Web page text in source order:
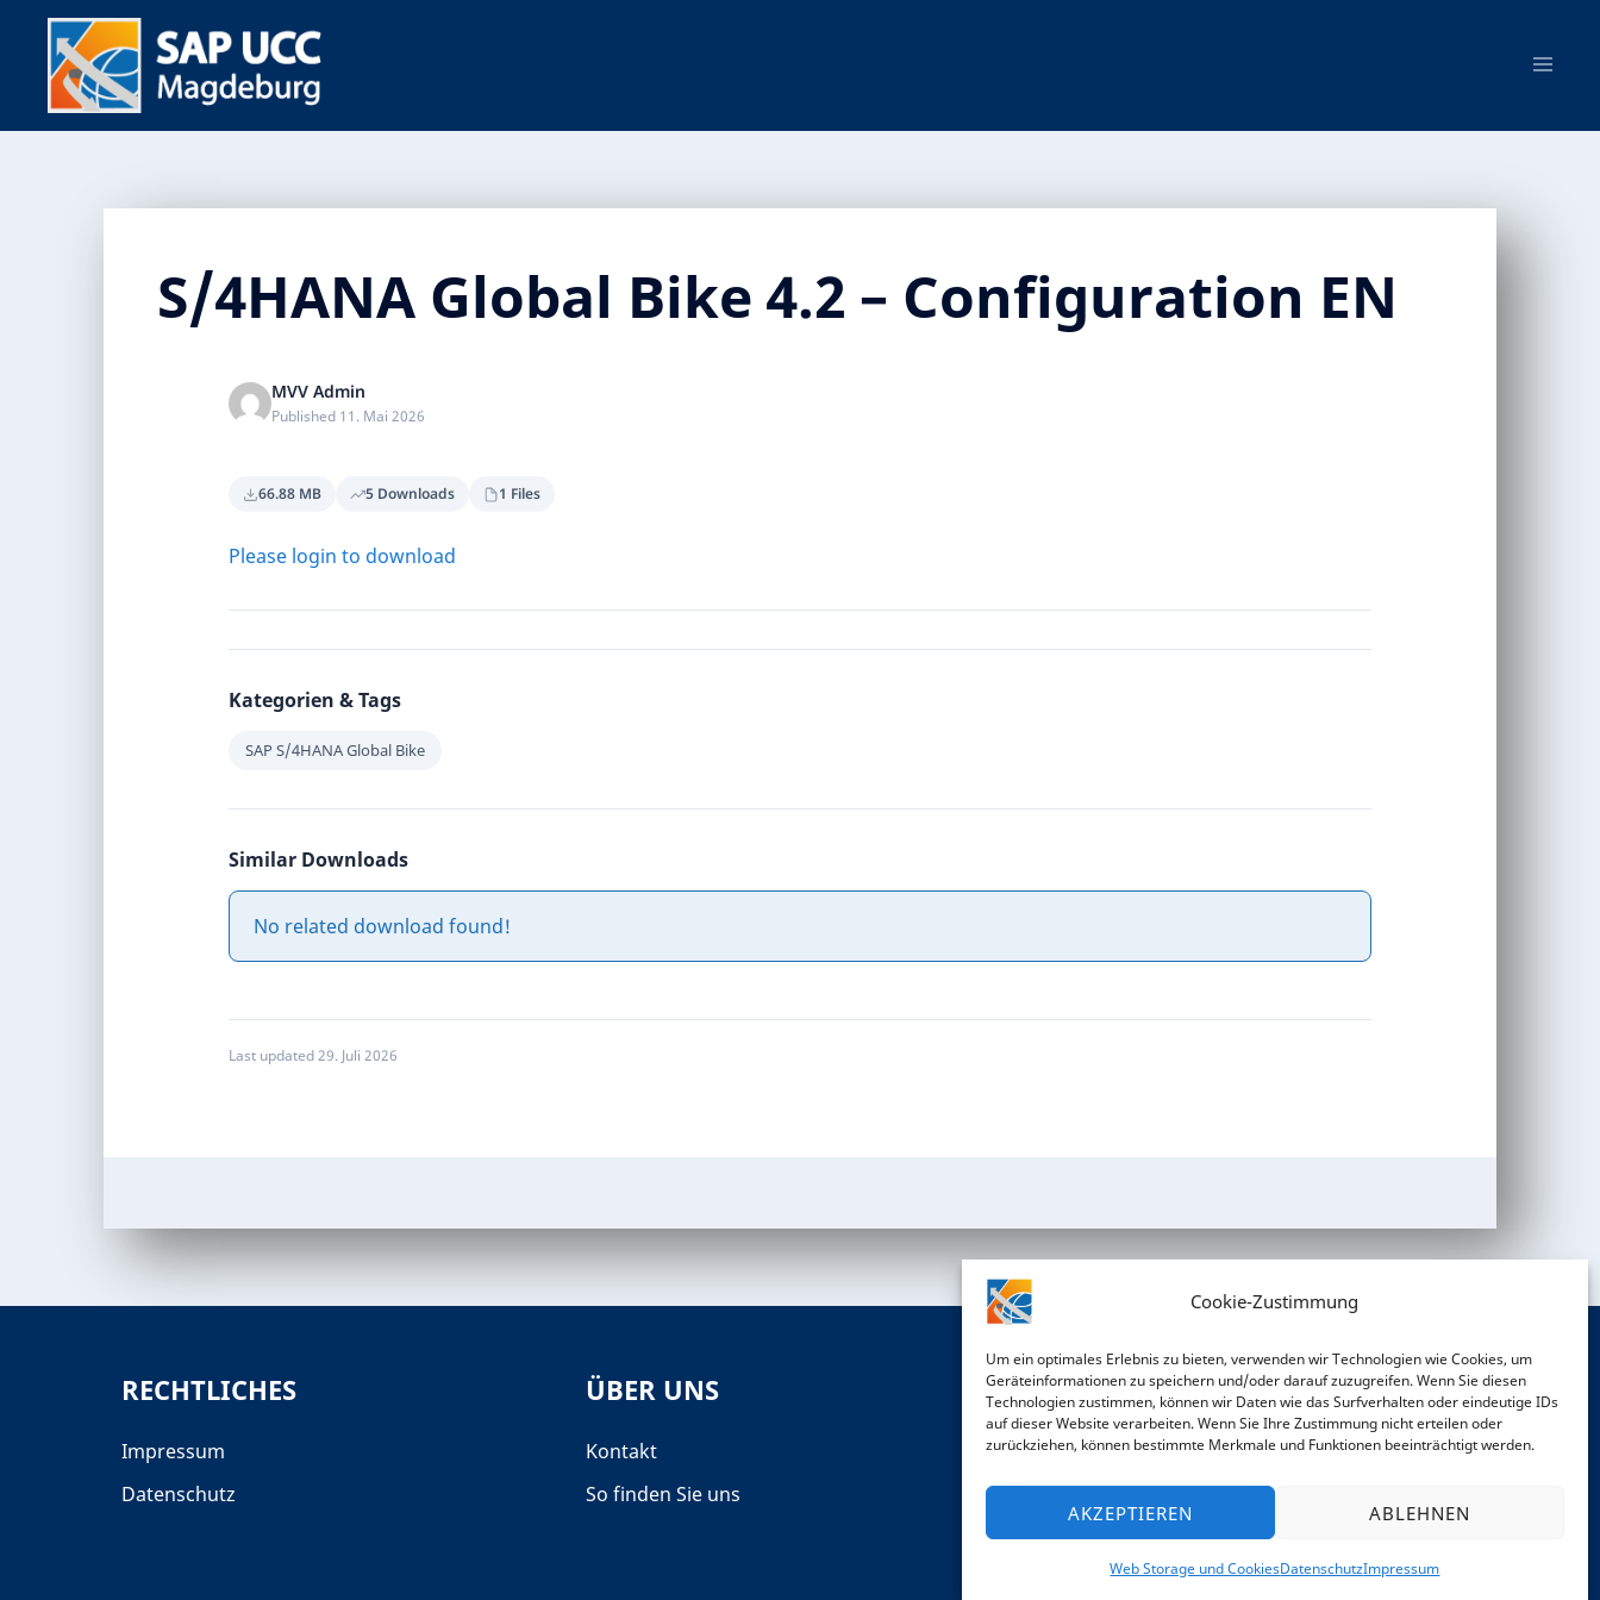
Cookie-Zustimmung
Um ein optimales Erlebnis zu bieten, verwenden wir Technologien wie Cookies, um
Geräteinformationen zu speichern und/oder darauf zuzugreifen. Wenn Sie diesen
Technologien zustimmen, können wir Daten wie das Surfverhalten oder eindeutige IDs
auf dieser Website verarbeiten. Wenn Sie Ihre Zustimmung nicht erteilen oder
zurückziehen, können bestimmte Merkmale und Funktionen beeinträchtigt werden.
AKZEPTIEREN ABLEHNEN
Web Storage und CookiesDatenschutzImpressum
S/4HANA Global Bike 4.2 – Configuration EN
MVV Admin
Published 11. Mai 2026
66.88 MB 5 Downloads 1 Files
Please login to download
Kategorien & Tags
SAP S/4HANA Global Bike
Similar Downloads
No related download found!
Last updated 29. Juli 2026
RECHTLICHES
Impressum
Datenschutz
ÜBER UNS
Kontakt
So finden Sie uns
SOCIAL MEDIA